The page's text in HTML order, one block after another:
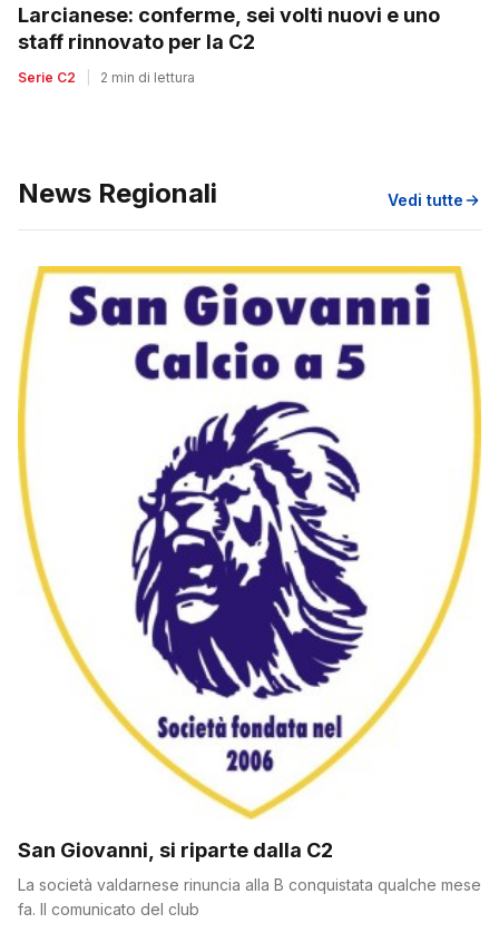
Larcianese: conferme, sei volti nuovi e uno
staff rinnovato per la C2
Serie C2 2 min di lettura
News Regionali Vedi tutte
San Giovanni, si riparte dalla C2
La società valdarnese rinuncia alla B conquistata qualche mese
fa. Il comunicato del club